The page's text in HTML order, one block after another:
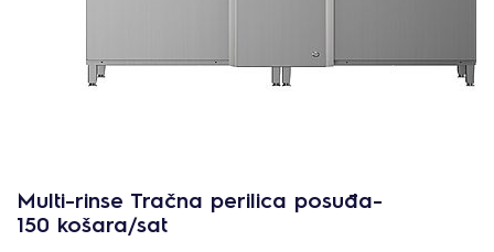
Multi-rinse Tračna perilica posuđa-
150 košara/sat